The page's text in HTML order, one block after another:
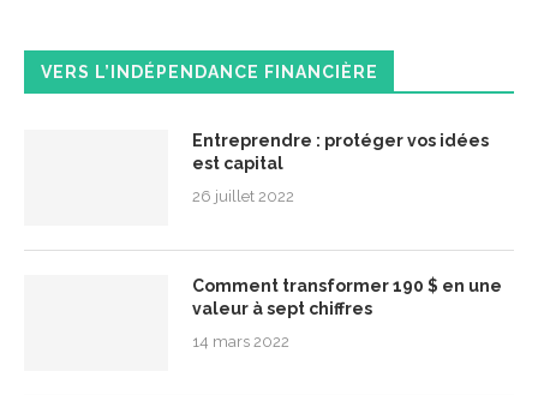
VERS L’INDÉPENDANCE FINANCIÈRE
Entreprendre : protéger vos idées
est capital
26 juillet 2022
Comment transformer 190 $ en une
valeur à sept chiffres
14 mars 2022